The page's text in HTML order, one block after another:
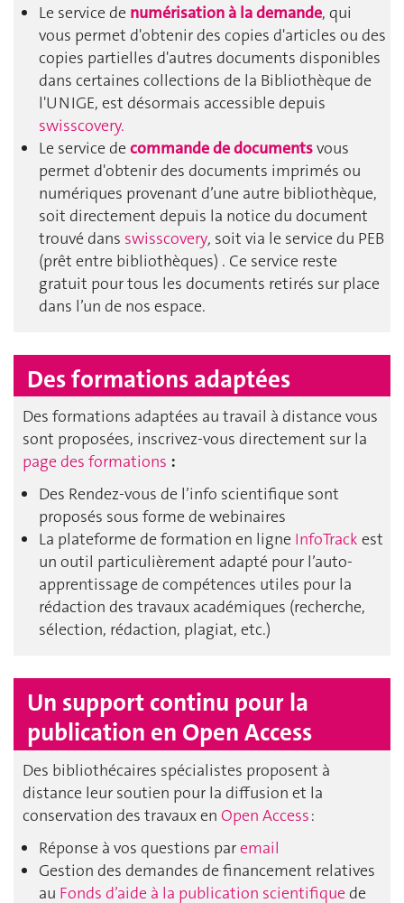
Le service de numérisation à la demande, qui
vous permet d'obtenir des copies d'articles ou des
copies partielles d'autres documents disponibles
dans certaines collections de la Bibliothèque de
l'UNIGE, est désormais accessible depuis
swisscovery.
Le service decommande de documentsvous
permet d'obtenir des documents imprimés ou
numériques provenant d’une autre bibliothèque,
soit directement depuis la notice du document
trouvé dans swisscovery, soit via le service du PEB
(prêt entre bibliothèques) . Ce service reste
gratuit pour tous les documents retirés sur place
dans l’un de nos espace.
Des formations adaptées
Des formations adaptées au travail à distance vous
sont proposées, inscrivez-vous directement sur la
page des formations :
Des Rendez-vous de l’info scientifique sont
proposés sous forme de webinaires
La plateforme de formation en ligne InfoTrack est
un outil particulièrement adapté pour l’auto-
apprentissage de compétences utiles pour la
rédaction des travaux académiques (recherche,
sélection, rédaction, plagiat, etc.)
Un support continu pour la
publication en Open Access
Des bibliothécaires spécialistes proposent à
distance leur soutien pour la diffusion et la
conservation des travaux en Open Access:
Réponse à vos questions paremail
Gestion des demandes de financement relatives
au Fonds d’aide à la publication scientifique de